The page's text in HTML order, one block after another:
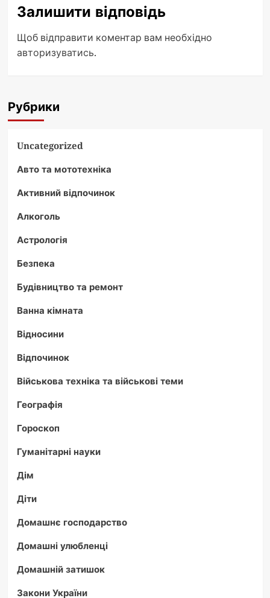
Залишити відповідь
Щоб відправити коментар вам необхідно
авторизуватись.
Рубрики
Uncategorized
Авто та мототехніка
Активний відпочинок
Алкоголь
Астрологія
Безпека
Будівництво та ремонт
Ванна кімната
Відносини
Відпочинок
Військова техніка та військові теми
Географія
Гороскоп
Гуманітарні науки
Дім
Діти
Домашнє господарство
Домашні улюбленці
Домашній затишок
Закони України